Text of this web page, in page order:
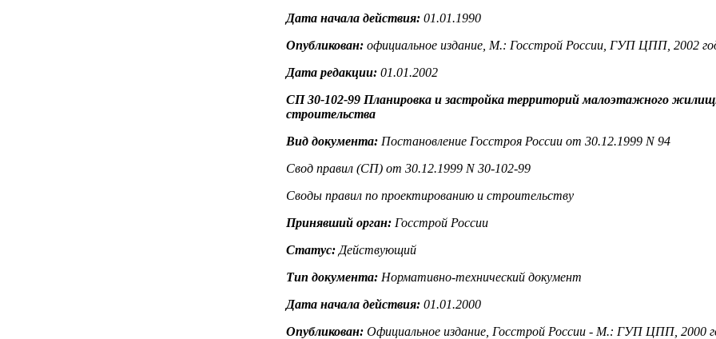
Дата начала действия: 01.01.1990
Опубликован: официальное издание, М.: Госстрой России, ГУП ЦПП, 2002
Дата редакции: 01.01.2002
СП 30-102-99 Планировка и застройка территорий малоэтажного
строительства
Вид документа: Постановление Госстроя России от 30.12.1999 N 94
Свод правил (СП) от 30.12.1999 N 30-102-99
Своды правил по проектированию и строительству
Принявший орган: Госстрой России
Статус: Действующий
Тип документа: Нормативно-технический документ
Дата начала действия: 01.01.2000
Опубликован: Официальное издание, Госстрой России - М.: ГУП ЦПП, 2000